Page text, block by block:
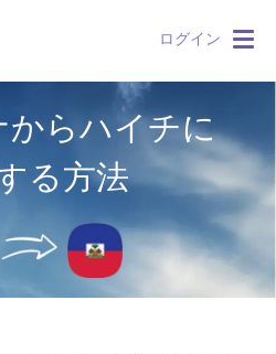
ログイン
からハイチに
る方法